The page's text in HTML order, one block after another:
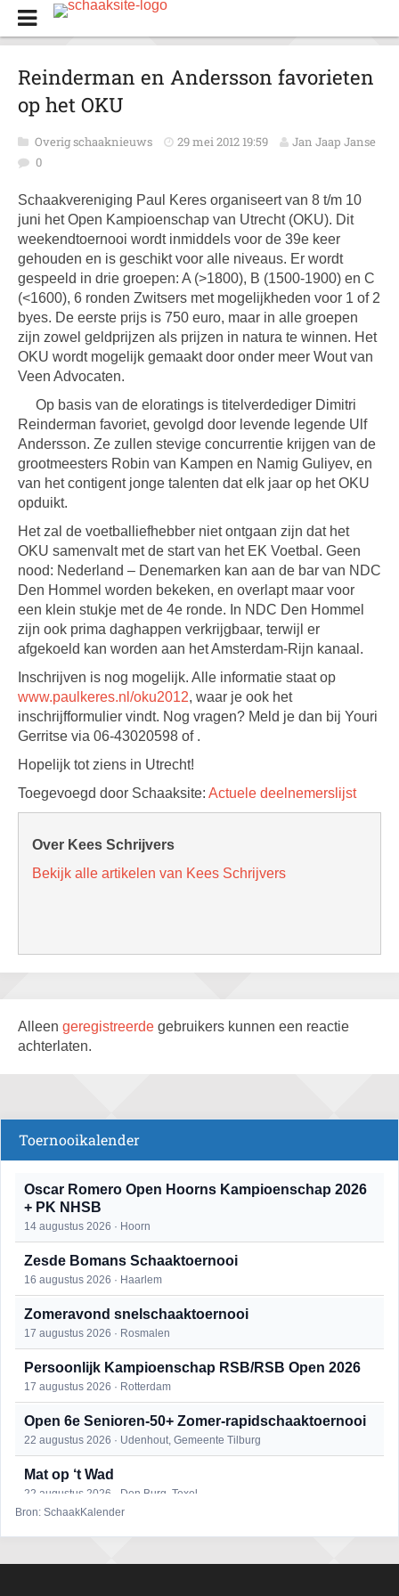
Reinderman en Andersson favorieten
op het OKU
Overig schaaknieuws 29 mei 2012 19:59
Jan Jaap Janse
0
Schaakvereniging Paul Keres organiseert van 8 t/m 10
juni het Open Kampioenschap van Utrecht (OKU). Dit
weekendtoernooi wordt inmiddels voor de 39e keer
gehouden en is geschikt voor alle niveaus. Er wordt
gespeeld in drie groepen: A (>1800), B (1500-1900) en C
(<1600), 6 ronden Zwitsers met mogelijkheden voor 1 of 2
byes. De eerste prijs is 750 euro, maar in alle groepen
zijn zowel geldprijzen als prijzen in natura te winnen. Het
OKU wordt mogelijk gemaakt door onder meer Wout van
Veen Advocaten.
Op basis van de eloratings is titelverdediger Dimitri
Reinderman favoriet, gevolgd door levende legende Ulf
Andersson. Ze zullen stevige concurrentie krijgen van de
grootmeesters Robin van Kampen en Namig Guliyev, en
van het contigent jonge talenten dat elk jaar op het OKU
opduikt.
Het zal de voetballiefhebber niet ontgaan zijn dat het
OKU samenvalt met de start van het EK Voetbal. Geen
nood: Nederland – Denemarken kan aan de bar van NDC
Den Hommel worden bekeken, en overlapt maar voor
een klein stukje met de 4e ronde. In NDC Den Hommel
zijn ook prima daghappen verkrijgbaar, terwijl er
afgekoeld kan worden aan het Amsterdam-Rijn kanaal.
Inschrijven is nog mogelijk. Alle informatie staat op
www.paulkeres.nl/oku2012, waar je ook het
inschrijfformulier vindt. Nog vragen? Meld je dan bij Youri
Gerritse via 06-43020598 of .
Hopelijk tot ziens in Utrecht!
Toegevoegd door Schaaksite: Actuele deelnemerslijst
Over Kees Schrijvers
Bekijk alle artikelen van Kees Schrijvers
Alleen geregistreerde gebruikers kunnen een reactie
achterlaten.
Toernooikalender
Oscar Romero Open Hoorns Kampioenschap 2026
+ PK NHSB
14 augustus 2026 · Hoorn
Zesde Bomans Schaaktoernooi
16 augustus 2026 · Haarlem
Zomeravond snelschaaktoernooi
17 augustus 2026 · Rosmalen
Persoonlijk Kampioenschap RSB/RSB Open 2026
17 augustus 2026 · Rotterdam
Open 6e Senioren-50+ Zomer-rapidschaaktoernooi
22 augustus 2026 · Udenhout, Gemeente Tilburg
Mat op ‘t Wad
22 augustus 2026 · Den Burg, Texel
Bron: SchaakKalender